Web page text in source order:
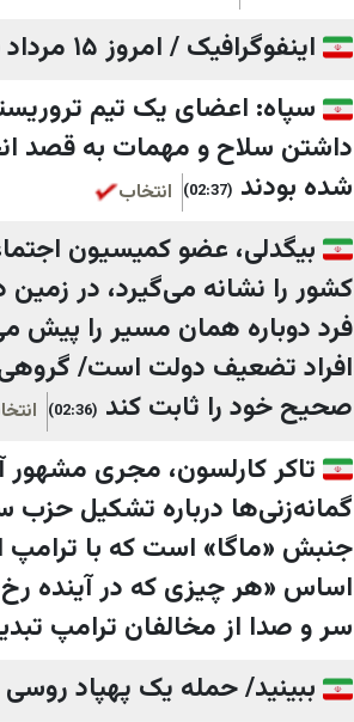
اینفوگرافیک / امروز ۱۵ مرداد قیمت‌ها چقدر است؟
سپاه: اعضای یک تیم
داشتن سلاح و مهمات به قصد
شده بودند (02:37) انتخاب
بیگدلی، عضو کمیسیون
کشور را نشانه می‌گیرد، در
فرد دوباره همان مسیر را پیش
افراد تضعیف دولت است/ گروهی
صحیح خود را ثابت کند (02:36)
گمانه‌زنی‌ها درباره تشکیل
جنبش «ماگا» است که با ترامپ
اساس «هر چیزی که در آینده
سر و صدا از مخالفان ترامپ
ببینید/ حمله یک پهپاد